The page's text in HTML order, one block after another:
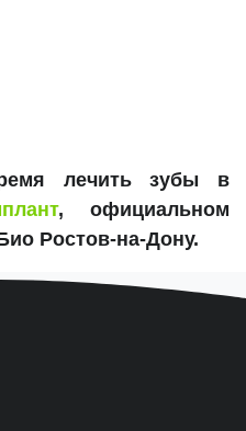
лечить зубы в
, официальном
Ростов-на-Дону.